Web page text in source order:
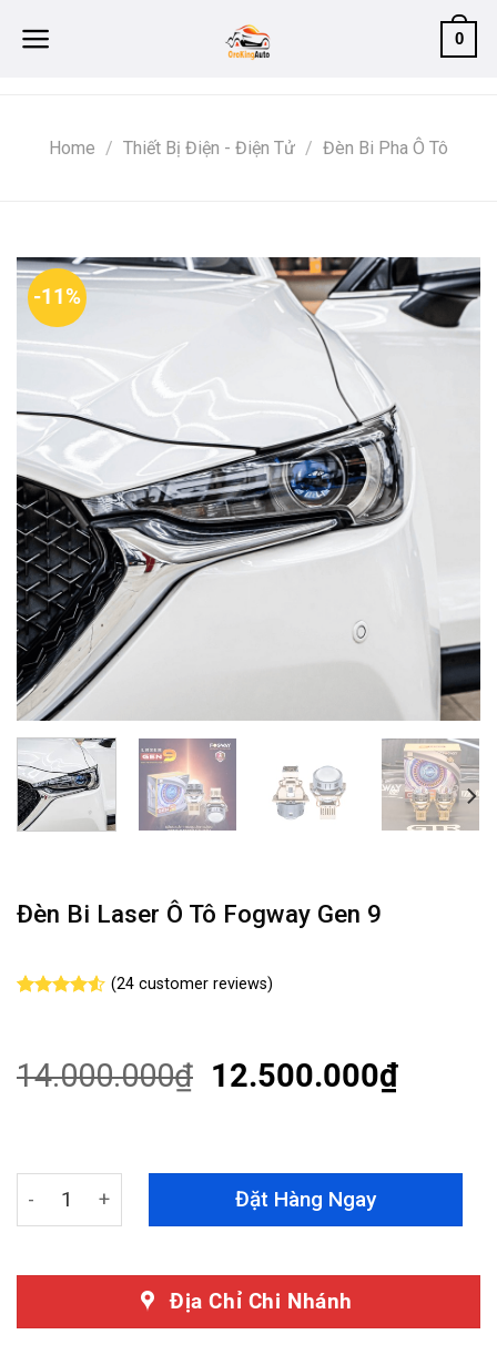
0
Home / Thiết Bị Điện - Điện Tử / Đèn Bi Pha Ô Tô
-11%
Đèn Bi Laser Ô Tô Fogway Gen 9
based on
customer
(24customer reviews)
14.000.000₫ 12.500.000₫
Đèn Bi Laser Ô Tô Fogway Gen 9 quantity
Đặt Hàng Ngay
Địa Chỉ Chi Nhánh